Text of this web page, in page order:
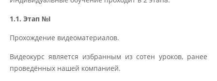
1.1. Этап №I
Прохождение видеоматериалов.
Видеокурс является избранным из сотен уроков, ранее
проведённых нашей компанией.